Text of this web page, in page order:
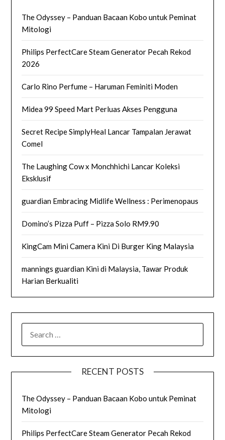
The Odyssey – Panduan Bacaan Kobo untuk Peminat
Mitologi
Philips PerfectCare Steam Generator Pecah Rekod
2026
Carlo Rino Perfume – Haruman Feminiti Moden
Midea 99 Speed Mart Perluas Akses Pengguna
Secret Recipe SimplyHeal Lancar Tampalan Jerawat
Comel
The Laughing Cow x Monchhichi Lancar Koleksi
Eksklusif
guardian Embracing Midlife Wellness : Perimenopaus
Domino’s Pizza Puff – Pizza Solo RM9.90
KingCam Mini Camera Kini Di Burger King Malaysia
mannings guardian Kini di Malaysia, Tawar Produk
Harian Berkualiti
FOR:
RECENT POSTS
The Odyssey – Panduan Bacaan Kobo untuk Peminat
Mitologi
Philips PerfectCare Steam Generator Pecah Rekod